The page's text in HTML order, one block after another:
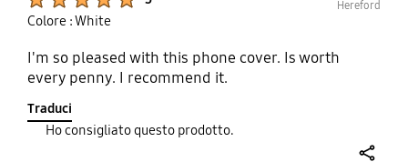
Hereford
Colore : White
I'm so pleased with this phone cover. Is worth
every penny. I recommend it.
Traduci
Ho consigliato questo prodotto.